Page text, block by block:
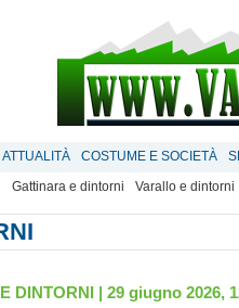
ATTUALITÀ COSTUME E SOCIETÀ
Gattinara e dintorni Varallo e dintorni
DINTORNI | 29 giugno 2026,